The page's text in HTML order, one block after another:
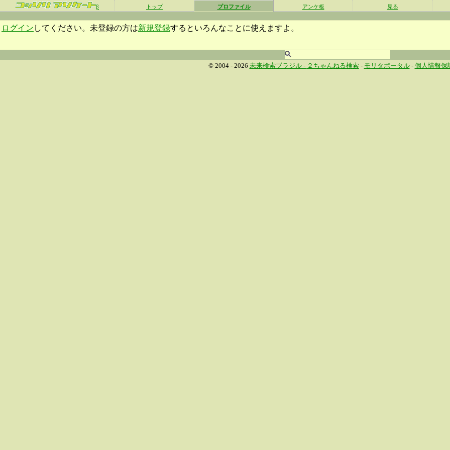
β トップ プロファイル アンケ板 見る
ログイン してください。未登録の方は新規登録するといろんなことに使えますよ。
© 2004 - 2026 未来検索ブラジル - ２ちゃんねる検索- モリタポータル- 個人情報保